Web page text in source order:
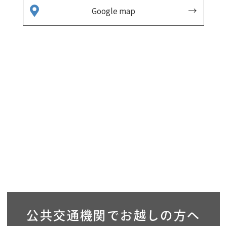
Google map
公共交通機関で お越しの方へ